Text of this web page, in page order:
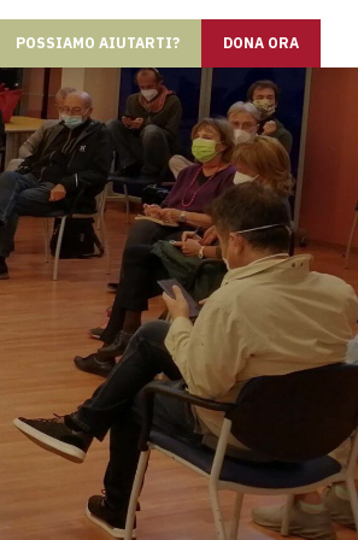
POSSIAMO AIUTARTI? DONA ORA